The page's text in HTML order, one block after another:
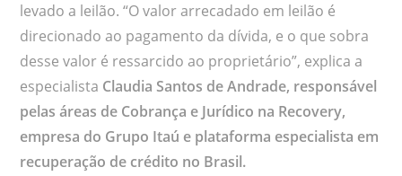
levado a leilão. “O valor arrecadado em leilão é
direcionado ao pagamento da dívida, e o que sobra
desse valor é ressarcido ao proprietário”, explica a
especialista Claudia Santos de Andrade, responsável
pelas áreas de Cobrança e Jurídico na Recovery,
empresa do Grupo Itaú e plataforma especialista em
recuperação de crédito no Brasil.